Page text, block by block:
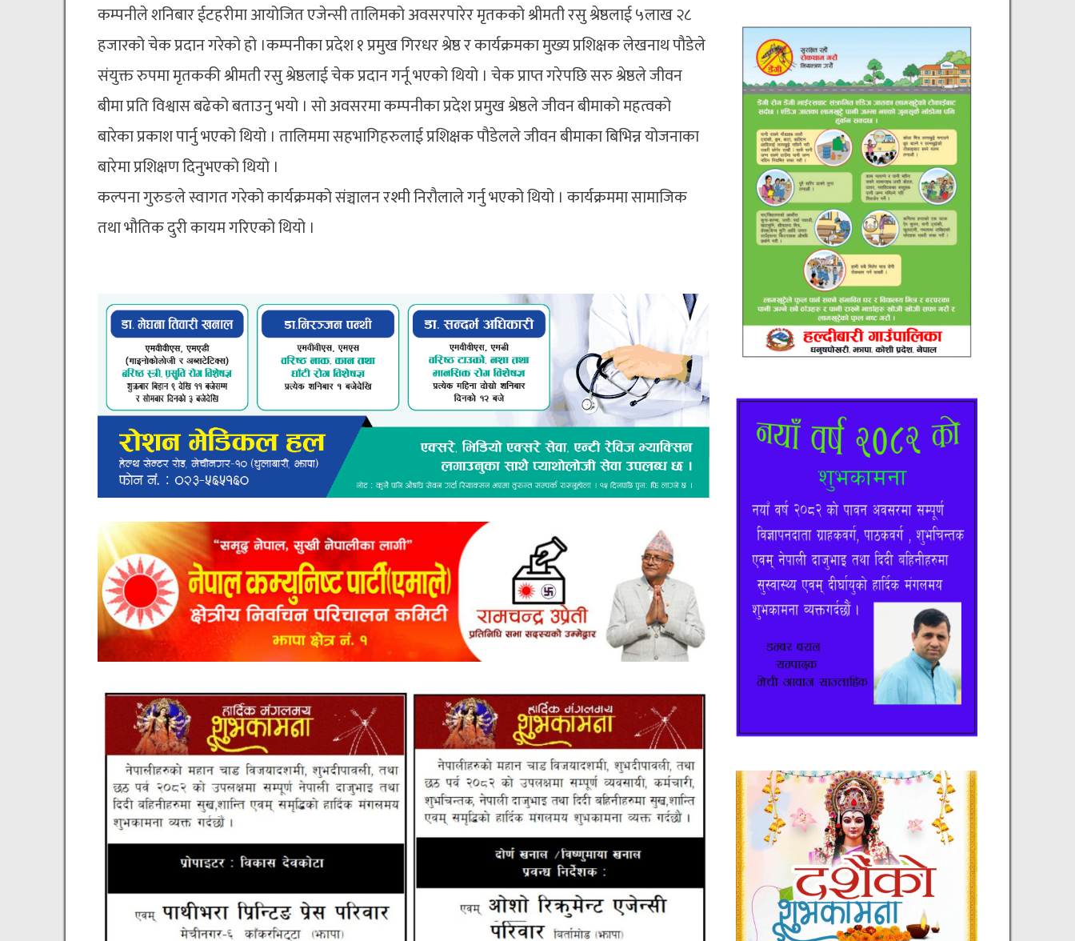
कम्पनीले शनिबार ईटहरीमा आयोजित एजेन्सी तालिमको अवसरपारेर मृतकको श्रीमती रसु श्रेष्ठलाई ५लाख २८
हजारको चेक प्रदान गरेको हो ।कम्पनीका प्रदेश १ प्रमुख गिरधर श्रेष्ठ र कार्यक्रमका मुख्य प्रशिक्षक लेखनाथ पौडेले
संयुक्त रुपमा मृतककी श्रीमती रसु श्रेष्ठलाई चेक प्रदान गर्नू भएको थियो । चेक प्राप्त गरेपछि सरु श्रेष्ठले जीवन
बीमा प्रति विश्वास बढेको बताउनु भयो । सो अवसरमा कम्पनीका प्रदेश प्रमुख श्रेष्ठले जीवन बीमाको महत्वको
बारेका प्रकाश पार्नु भएको थियो । तालिममा सहभागिहरुलाई प्रशिक्षक पौडेलले जीवन बीमाका बिभिन्न योजनाका
बारेमा प्रशिक्षण दिनुभएको थियो ।
कल्पना गुरुङले स्वागत गरेको कार्यक्रमको संञ्चालन रश्मी निरौलाले गर्नु भएको थियो । कार्यक्रममा सामाजिक
तथा भौतिक दुरी कायम गरिएको थियो ।